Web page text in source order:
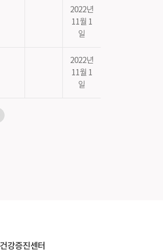
2022년
11월 1
일
2022년
11월 1
일
건강증진센터